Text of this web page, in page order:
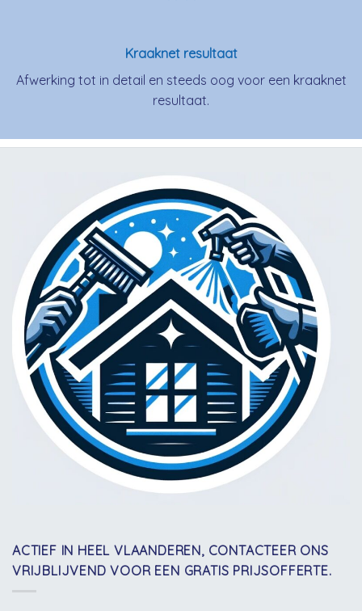
Kraaknet resultaat
Afwerking tot in detail en steeds oog voor een kraaknet
resultaat.
ACTIEF IN HEEL VLAANDEREN, CONTACTEER ONS
VRIJBLIJVEND VOOR EEN GRATIS PRIJSOFFERTE.